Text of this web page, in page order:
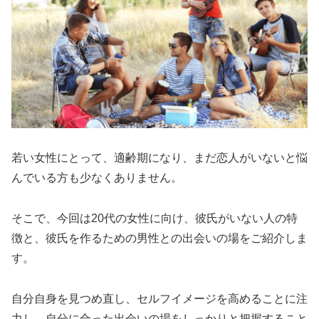
若い女性にとって、適齢期になり、まだ恋人がいないと悩
んでいる方も少なくありません。
そこで、今回は20代の女性に向け、彼氏がいない人の特
徴と、彼氏を作るための男性との出会いの場をご紹介しま
す。
自分自身を見つめ直し、セルフイメージを高めることに注